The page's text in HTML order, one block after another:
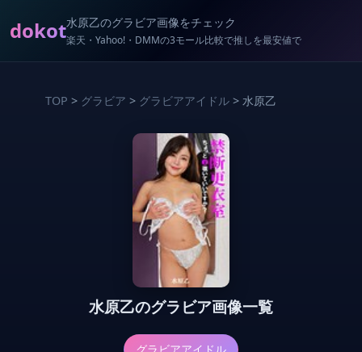
dokot水原乙のグラビア画像をチェック
楽天・Yahoo!・DMMの3モール比較で推しを最安値で
TOP > グラビア > グラビアアイドル > 水原乙
水原乙のグラビア画像一覧